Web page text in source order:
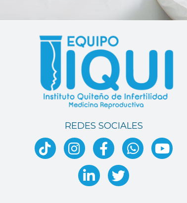
REDES SOCIALES